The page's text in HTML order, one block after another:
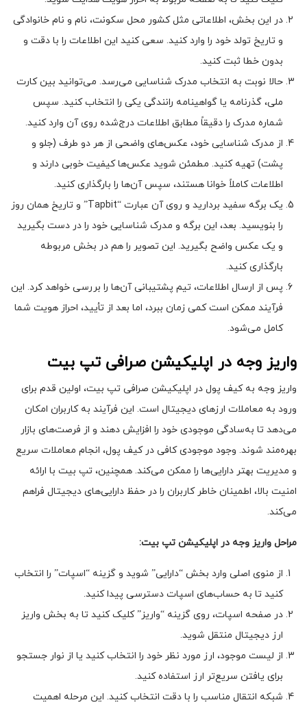
در این بخش، اطلاعاتی مثل کشور محل سکونت، نام و نام خانوادگی
و تاریخ تولد خود را وارد کنید. سعی کنید این اطلاعات را با دقت و
بدون خطا ثبت کنید.
حالا نوبت به انتخاب مدرک شناسایی می‌رسد. می‌توانید بین کارت
ملی، گذرنامه یا گواهینامه رانندگی یکی را انتخاب کنید. سپس
شماره مدرک را دقیقاً مطابق اطلاعات درج‌شده روی آن وارد کنید.
از مدرک شناسایی خود، عکس‌های واضحی از هر دو طرف (جلو و
پشت) تهیه کنید. مطمئن شوید عکس‌ها کیفیت خوبی دارند و
اطلاعات کاملاً خوانا هستند، سپس آن‌ها را بارگذاری کنید.
یک برگه سفید بردارید و روی آن عبارت “Tapbit” و تاریخ همان روز
را بنویسید. بعد، این برگه و مدرک شناسایی خود را در دست بگیرید
و یک عکس واضح بگیرید. این تصویر را هم در بخش مربوطه
بارگذاری کنید.
پس از ارسال اطلاعات، تیم پشتیبانی آن‌ها را بررسی خواهد کرد. این
فرآیند ممکن است کمی زمان ببرد، اما بعد از تأیید، احراز هویت شما
کامل می‌شود.
واریز وجه در اپلیکیشن صرافی تپ بیت
واریز وجه به کیف پول در اپلیکیشن صرافی تپ بیت، اولین قدم برای
ورود به معاملات ارزهای دیجیتال است. این فرآیند به کاربران امکان
می‌دهد تا به‌سادگی موجودی خود را افزایش دهند و از فرصت‌های بازار
بهره‌مند شوند. وجود موجودی کافی در کیف پول، انجام معاملات سریع
و مدیریت بهتر دارایی‌ها را ممکن می‌کند. همچنین، تپ بیت با ارائه
امنیت بالا، اطمینان خاطر کاربران را در حفظ دارایی‌های دیجیتال فراهم
می‌کند.
مراحل واریز وجه در اپلیکیشن تپ بیت:
از منوی اصلی وارد بخش “دارایی” شوید و گزینه “اسپات” را انتخاب
کنید تا به حساب‌های اسپات دسترسی پیدا کنید.
در صفحه اسپات، روی گزینه “واریز” کلیک کنید تا به بخش واریز
ارز دیجیتال منتقل شوید.
از لیست موجود، ارز مورد نظر خود را انتخاب کنید یا از نوار جستجو
برای یافتن سریع‌تر ارز استفاده کنید.
شبکه انتقال مناسب را با دقت انتخاب کنید. این مرحله اهمیت